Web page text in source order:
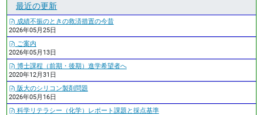
最近の更新
成績不振のときの救済措置の今昔
2026年05月25日
ご案内
2026年05月13日
博士課程（前期・後期）進学希望者へ
2020年12月31日
阪大のシリコン製剤問題
2026年05月16日
科学リテラシー（化学）レポート課題と採点基準